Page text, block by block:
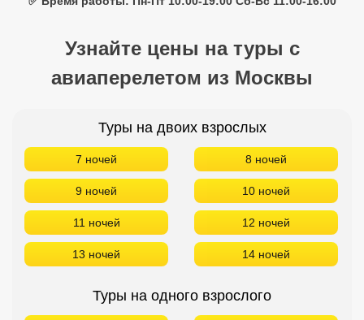
Узнайте цены на туры с
авиаперелетом из Москвы
Туры на двоих взрослых
7 ночей 8 ночей
9 ночей 10 ночей
11 ночей 12 ночей
13 ночей 14 ночей
Туры на одного взрослого